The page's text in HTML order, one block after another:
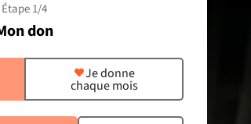
don
Étape 1/4
Je donne
chaque mois